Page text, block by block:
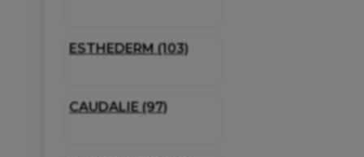
ESTHEDERM (103)
CAUDALIE (97)